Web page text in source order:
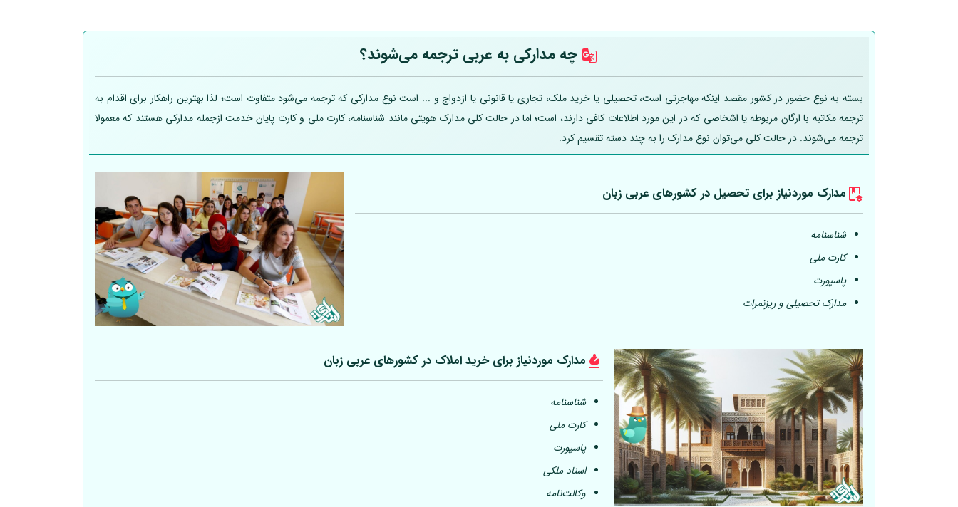
چه مدارکی به عربی ترجمه می‌شوند؟
بسته به نوع حضور در کشور مقصد اینکه مهاجرتی است، تحصیلی یا خرید ملک، تجاری یا قانونی یا ازدواج و ... است نوع مدارکی که ترجمه می‌شود متفاوت است؛ لذا بهترین راهکار برای اقدام به
ترجمه مکاتبه با ارگان مربوطه یا اشخاصی که در این مورد اطلاعات کافی دارند، است؛ اما در حالت کلی مدارک هویتی مانند شناسنامه، کارت ملی و کارت پایان خدمت ازجمله مدارکی هستند که معمولا
ترجمه می‌شوند. در حالت کلی می‌توان نوع مدارک را به چند دسته تقسیم کرد.
مدارک موردنیاز برای تحصیل در کشورهای عربی زبان
شناسنامه
کارت ملی
پاسپورت
مدارک تحصیلی و ریزنمرات
مدارک موردنیاز برای خرید املاک در کشورهای عربی زبان
شناسنامه
کارت ملی
پاسپورت
اسناد ملکی
وکالت‌نامه